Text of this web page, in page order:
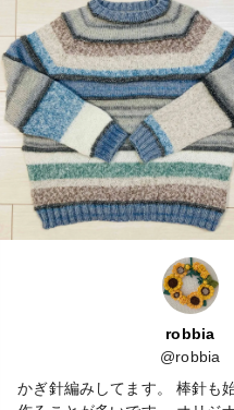
robbia
@robbia
かぎ針編みしてます。 棒針も